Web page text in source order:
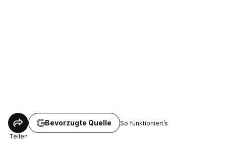
Teilen
Bevorzugte Quelle So funktioniert’s